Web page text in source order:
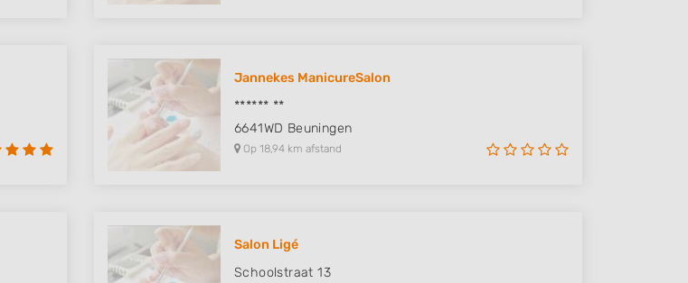
Jannekes ManicureSalon
****** **
6641WD Beuningen
Op 18,94 km afstand
Salon Ligé
Schoolstraat 13